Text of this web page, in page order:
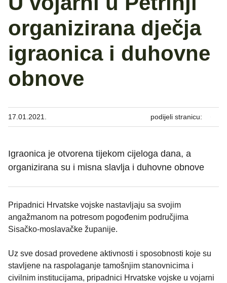
organizirana dječja
igraonica i duhovne
obnove
17.01.2021. podijeli stranicu:
Igraonica je otvorena tijekom cijeloga dana, a
organizirana su i misna slavlja i duhovne obnove
Pripadnici Hrvatske vojske nastavljaju sa svojim
angažmanom na potresom pogođenim područjima
Sisačko-moslavačke županije.
Uz sve dosad provedene aktivnosti i sposobnosti koje su
stavljene na raspolaganje tamošnjim stanovnicima i
civilnim institucijama, pripadnici Hrvatske vojske u vojarni